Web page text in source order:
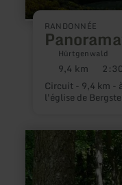
RANDONNÉE
Hürtgenwald
Distance
:
9,4 km Durée
:
Circuit - 9,4 km -
l'église de
savoir
sur
: